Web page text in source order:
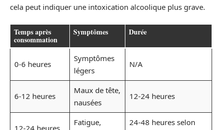
cela peut indiquer une intoxication alcoolique plus grave.
Temps après
consommation
Symptômes Durée
0-6 heures
Symptômes
légers
N/A
6-12 heures
Maux de tête,
nausées
12-24 heures
Fatigue,
24-48 heures selon